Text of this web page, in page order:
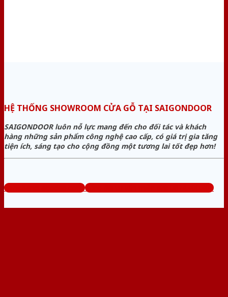
HỆ THỐNG SHOWROOM CỬA GỖ TẠI SAIGONDOOR
SAIGONDOOR luôn nỗ lực mang đến cho đối tác và khách
hàng những sản phẩm công nghệ cao cấp, có giá trị gia tăng
tiện ích, sáng tạo cho cộng đồng một tương lai tốt đẹp hơn!
www.bancuagodep.com Tổng đài tư vấn miễn phí: 0824.400.400